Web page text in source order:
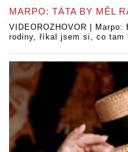
MARPO: TÁTA BY MĚL
VIDEOROZHOVOR |
rodiny, říkal jsem si, co tam